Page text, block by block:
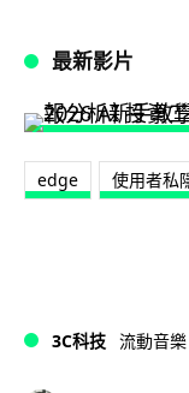
最新影片
edge 使用者私
3C科技 流動音樂